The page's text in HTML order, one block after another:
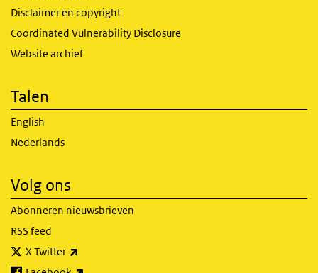
Disclaimer en copyright
Coordinated Vulnerability Disclosure
Website archief
Talen
English
Nederlands
Volg ons
Abonneren nieuwsbrieven
RSS feed
X Twitter